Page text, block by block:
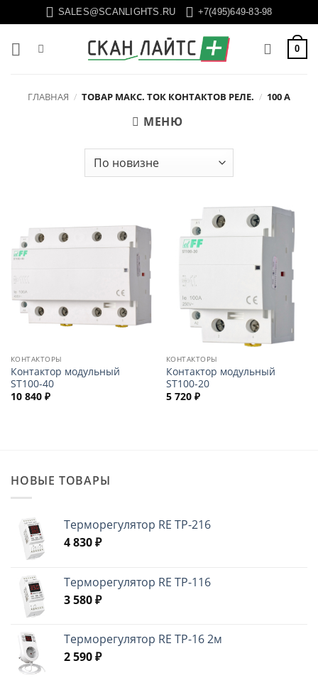
to
content
SALES@SCANLIGHTS.RU +7(495)649-83-98
0
ГЛАВНАЯ / ТОВАР МАКС. ТОК КОНТАКТОВ РЕЛЕ. / 100 А
МЕНЮ
КОНТАКТОРЫ
Контактор модульный
ST100-40
10 840 ₽
КОНТАКТОРЫ
Контактор модульный
ST100-20
5 720 ₽
НОВЫЕ ТОВАРЫ
Терморегулятор RE ТР-216
4 830₽
Терморегулятор RE ТР-116
3 580₽
Терморегулятор RE ТР-16 2м
2 590₽